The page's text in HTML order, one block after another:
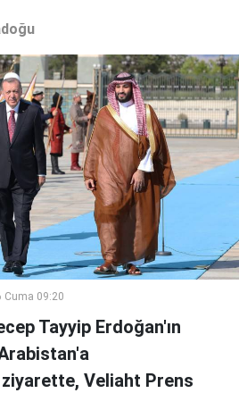
Cuma 09:20
Tayyip Erdoğan'ın
Veliaht Prens